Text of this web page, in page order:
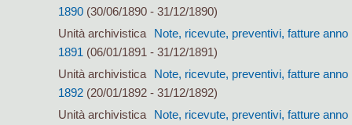
1890 (30/06/1890 - 31/12/1890)
Unità archivistica
Note, ricevute, preventivi, fatture anno
1891 (06/01/1891 - 31/12/1891)
Unità archivistica
Note, ricevute, preventivi, fatture anno
1892 (20/01/1892 - 31/12/1892)
Unità archivistica
Note, ricevute, preventivi, fatture anno